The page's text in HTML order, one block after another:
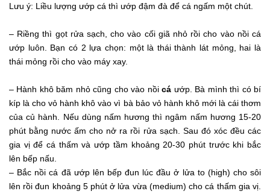
Lưu ý: Liều lượng ướp cá thì ướp đậm đà để cá ngấm một chút.
– Riềng thì gọt rửa sạch, cho vào cối giã nhỏ rồi cho vào nồi cá
ướp luôn. Bạn có 2 lựa chọn: một là thái thành lát mỏng, hai là
thái mỏng rồi cho vào máy xay.
– Hành khô băm nhỏ cũng cho vào nồicá ướp. Bà mình thì có bí
kíp là cho vỏ hành khô vào vì bà bảo vỏ hành khô mới là cái thơm
của củ hành. Nếu dùng nấm hương thì ngâm nấm hương 15-20
phút bằng nước ấm cho nở ra rồi rửa sạch. Sau đó xóc đều các
gia vị để cá thấm và ướp tầm khoảng 20-30 phút trước khi bắc
lên bếp nấu.
– Bắc nồi cá đã ướp lên bếp đun lúc đầu ở lửa to (high) cho sôi
lên rồi đun khoảng 5 phút ở lửa vừa (medium) cho cá thấm gia vị.